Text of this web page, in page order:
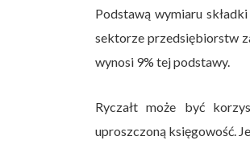
Podstawą wymiaru
sektorze przedsiębiorstw
wynosi 9% tej podstawy.
Ryczałt może być
uproszczoną księgowość.